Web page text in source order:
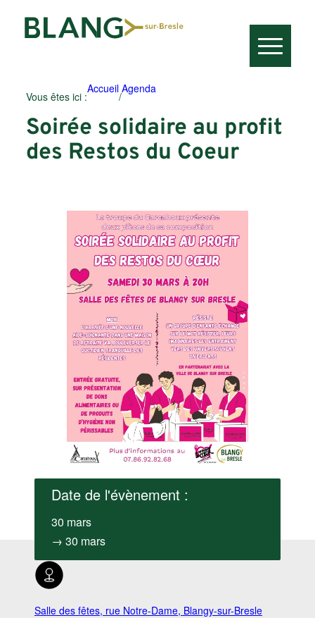
Vous êtes ici :
Accueil
/
Agenda
Soirée solidaire au profit
des Restos du Coeur
Date de l'évènement :
30 mars
→ 30 mars
Salle des fêtes, rue Notre-Dame, Blangy-sur-Bresle